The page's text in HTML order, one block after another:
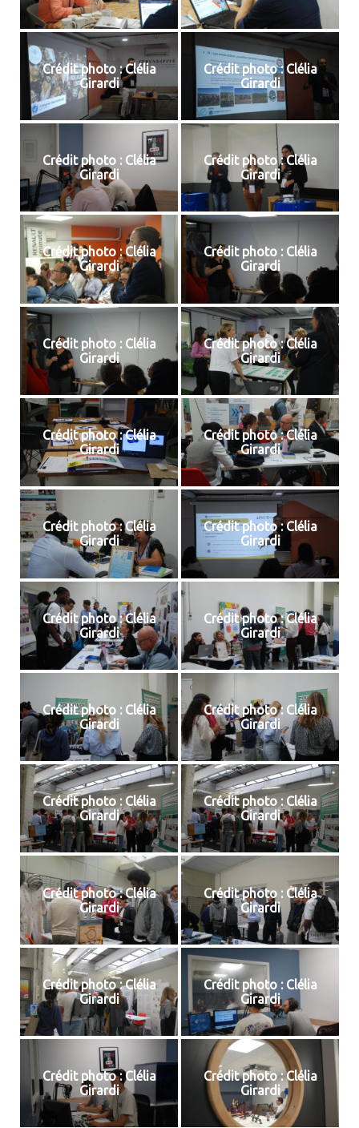
Crédit photo : Clélia
Girardi
Crédit photo : Clélia
Girardi
Crédit photo : Clélia
Girardi
Crédit photo : Clélia
Girardi
Crédit photo : Clélia
Girardi
Crédit photo : Clélia
Girardi
Crédit photo : Clélia
Girardi
Crédit photo : Clélia
Girardi
Crédit photo : Clélia
Girardi
Crédit photo : Clélia
Girardi
Crédit photo : Clélia
Girardi
Crédit photo : Clélia
Girardi
Crédit photo : Clélia
Girardi
Crédit photo : Clélia
Girardi
Crédit photo : Clélia
Girardi
Crédit photo : Clélia
Girardi
Crédit photo : Clélia
Girardi
Crédit photo : Clélia
Girardi
Crédit photo : Clélia
Girardi
Crédit photo : Clélia
Girardi
Crédit photo : Clélia
Girardi
Crédit photo : Clélia
Girardi
Crédit photo : Clélia
Girardi
Crédit photo : Clélia
Girardi